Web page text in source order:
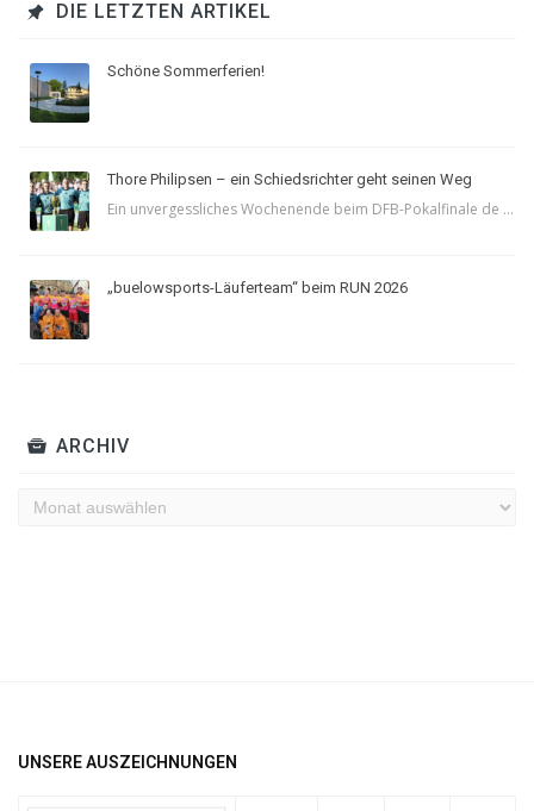
DIE LETZTEN ARTIKEL
Schöne Sommerferien!
Thore Philipsen – ein Schiedsrichter geht seinen Weg
Ein unvergessliches Wochenende beim DFB-Pokalfinale de ...
„buelowsports-Läuferteam“ beim RUN 2026
ARCHIV
Archiv
UNSERE AUSZEICHNUNGEN